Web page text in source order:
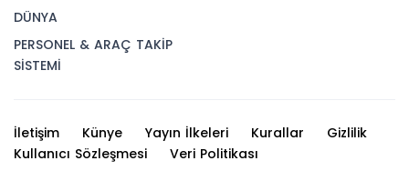
DÜNYA
PERSONEL & ARAÇ TAKİP
SİSTEMİ
İletişim Künye Yayın İlkeleri Kurallar
Gizlilik
Kullanıcı Sözleşmesi
Veri Politikası